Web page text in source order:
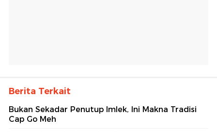
Berita Terkait
Bukan Sekadar Penutup Imlek, Ini Makna Tradisi
Cap Go Meh